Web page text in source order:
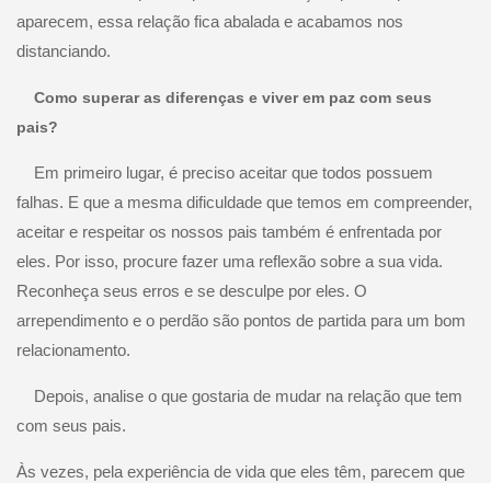
aparecem, essa relação fica abalada e acabamos nos
distanciando.
Como superar as diferenças e viver em paz com seus
pais?
Em primeiro lugar, é preciso aceitar que todos possuem
falhas. E que a mesma dificuldade que temos em compreender,
aceitar e respeitar os nossos pais também é enfrentada por
eles. Por isso, procure fazer uma reflexão sobre a sua vida.
Reconheça seus erros e se desculpe por eles. O
arrependimento e o perdão são pontos de partida para um bom
relacionamento.
Depois, analise o que gostaria de mudar na relação que tem
com seus pais.
Às vezes, pela experiência de vida que eles têm, parecem que